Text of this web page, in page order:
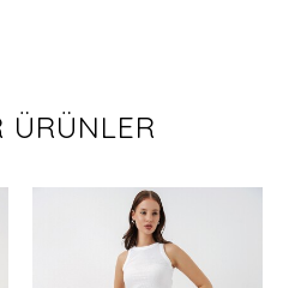
ÜRÜNLER